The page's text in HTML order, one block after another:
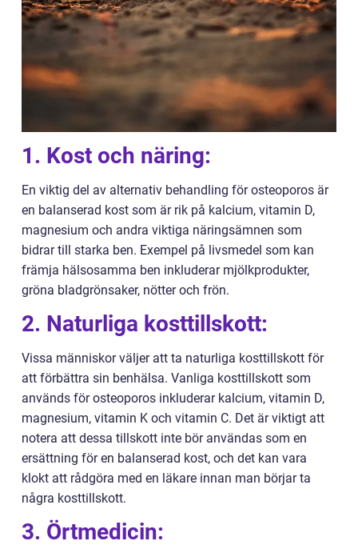
1. Kost och näring:
En viktig del av alternativ behandling för osteoporos är
en balanserad kost som är rik på kalcium, vitamin D,
magnesium och andra viktiga näringsämnen som
bidrar till starka ben. Exempel på livsmedel som kan
främja hälsosamma ben inkluderar mjölkprodukter,
gröna bladgrönsaker, nötter och frön.
2. Naturliga kosttillskott:
Vissa människor väljer att ta naturliga kosttillskott för
att förbättra sin benhälsa. Vanliga kosttillskott som
används för osteoporos inkluderar kalcium, vitamin D,
magnesium, vitamin K och vitamin C. Det är viktigt att
notera att dessa tillskott inte bör användas som en
ersättning för en balanserad kost, och det kan vara
klokt att rådgöra med en läkare innan man börjar ta
några kosttillskott.
3. Örtmedicin: